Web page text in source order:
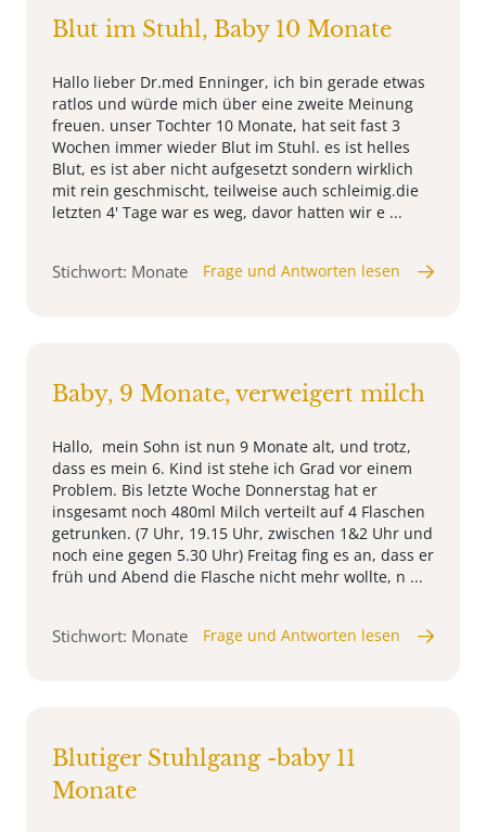
Blut im Stuhl, Baby 10 Monate
Hallo lieber Dr.med Enninger, ich bin gerade etwas
ratlos und würde mich über eine zweite Meinung
freuen. unser Tochter 10 Monate, hat seit fast 3
Wochen immer wieder Blut im Stuhl. es ist helles
Blut, es ist aber nicht aufgesetzt sondern wirklich
mit rein geschmischt, teilweise auch schleimig.die
letzten 4' Tage war es weg, davor hatten wir e ...
Stichwort: Monate Frage und Antworten lesen
Baby, 9 Monate, verweigert milch
Hallo, mein Sohn ist nun 9 Monate alt, und trotz,
dass es mein 6. Kind ist stehe ich Grad vor einem
Problem. Bis letzte Woche Donnerstag hat er
insgesamt noch 480ml Milch verteilt auf 4 Flaschen
getrunken. (7 Uhr, 19.15 Uhr, zwischen 1&2 Uhr und
noch eine gegen 5.30 Uhr) Freitag fing es an, dass er
früh und Abend die Flasche nicht mehr wollte, n ...
Stichwort: Monate Frage und Antworten lesen
Blutiger Stuhlgang -baby 11
Monate